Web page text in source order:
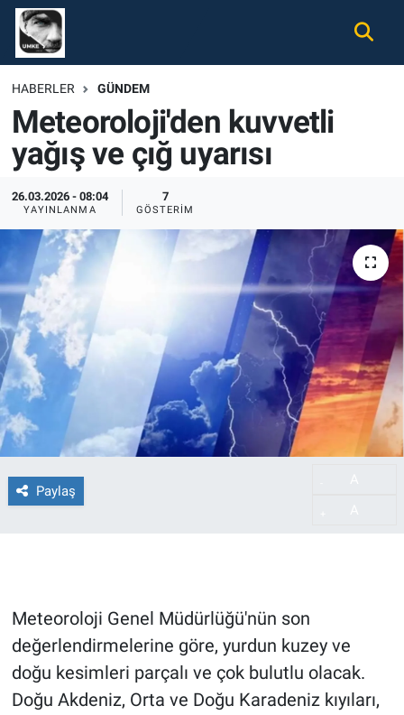
HABERLER GÜNDEM
Meteoroloji'den kuvvetli
yağış ve çığ uyarısı
26.03.2026 - 08:04
YAYINLANMA
7
GÖSTERIM
Paylaş
Meteoroloji Genel Müdürlüğü'nün son
değerlendirmelerine göre, yurdun kuzey ve
doğu kesimleri parçalı ve çok bulutlu olacak.
Doğu Akdeniz, Orta ve Doğu Karadeniz kıyıları,
Gündem
Ekonomi
Spor
Magazin
Tüm Haberler
İletişim
Künye
Nöbetçi Eczaneler
Hava Durumu
Namaz Vakitleri
Trafik Durumu
Süper Lig Puan Durumu ve Fikstür
Tüm Manşetler
Son Dakika Haberleri
Haber Arşivi